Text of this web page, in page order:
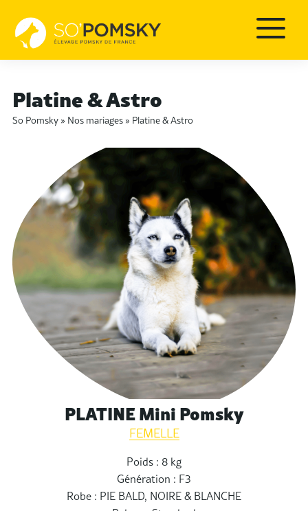
Platine & Astro
So Pomsky» Nos mariages» Platine & Astro
PLATINE Mini Pomsky
FEMELLE
Poids : 8 kg
Génération : F3
Robe : PIE BALD, NOIRE & BLANCHE